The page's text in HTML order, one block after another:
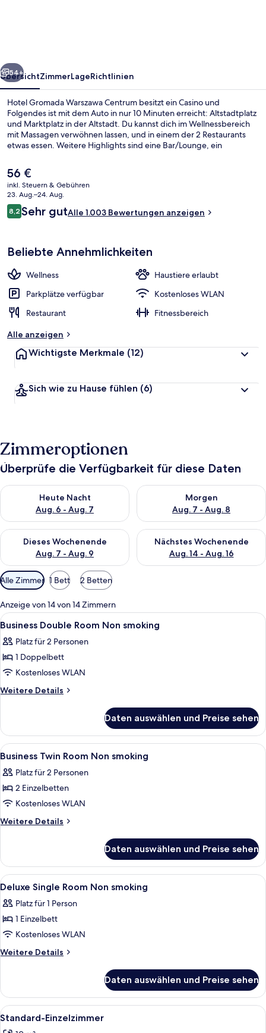
Weiter
54+
ÜbersichtZimmerLageRichtlinien
Hotel Gromada Warszawa Centrum besitzt ein Casino und
Folgendes ist mit dem Auto in nur 10 Minuten erreicht: Altstadtplatz
und Marktplatz in der Altstadt. Du kannst dich im Wellnessbereich
mit Massagen verwöhnen lassen, und in einem der 2 Restaurants
etwas essen. Weitere Highlights sind eine Bar/Lounge, ein
Fitnessmöglichkeiten. Andere Reisende loben das hilfsbereite
Personal. Die Unterkunft ist nur einen kurzen Fußmarsch von den
öffentlichen Verkehrsmitteln entfernt: Zur U-Bahn läuft man 5
Minuten (Straßenbahnhaltestelle Krucza 06) bzw. 6 Minuten (Station
Nowy Świat-Uniwersytet).
Der
aktuelle
Preis
beträgt
56 €.
56 €
inkl. Steuern & Gebühren
23. Aug.–24. Aug.
Bewertungen
8,28,2 von 10.
Sehr gutAlle 1.003 Bewertungen anzeigen
Beliebte Annehmlichkeiten
Wellness
Haustiere erlaubt
Parkplätze verfügbar
Kostenloses WLAN
Restaurant
Fitnessbereich
Alle anzeigen
Wichtigste Merkmale (12)
Sich wie zu Hause fühlen (6)
Zimmeroptionen
Überprüfe die Verfügbarkeit für diese Daten
Heute Nacht
Aug. 6 - Aug. 7
Überprüfe die Verfügbarkeit für heute Nacht, Aug. 6 - Aug. 7.
Morgen
Aug. 7 - Aug. 8
Überprüfe die Verfügbarkeit
Dieses Wochenende
Aug. 7 - Aug. 9
Überprüfe die Verfügbarkeit für dieses Wochenende, Aug. 7
Nächstes Wochenende
Aug. 14 - Aug. 16
Überprüfe die Verfügbarkeit
Verfügbare
Filter
für
Zimmer
Alle Zimmer 1 Bett 2 Betten
Anzeige von 14 von 14 Zimmern
Alle
Fotos
für
Business
Double
Room
anzeigen
Hochwertige Bettwaren, Pillowtop-
9
Business Double Room Non smoking
Platz für 2 Personen
1 Doppelbett
Kostenloses WLAN
Weitere Details
Weitere
Double
Room
Non
Daten auswählen und Preise sehen
Alle
Fotos
für
Business
Twin
Room
anzeigen
Hochwertige Bettwaren, Pillowtop-
10
Business Twin Room Non smoking
Platz für 2 Personen
2 Einzelbetten
Kostenloses WLAN
Weitere Details
Weitere
Twin
Room
Non
Daten auswählen und Preise sehen
Alle
Fotos
für
Deluxe
Single
Room
anzeigen
Hochwertige Bettwaren, Pillowtop-
7
Deluxe Single Room Non smoking
Platz für 1 Person
1 Einzelbett
Kostenloses WLAN
Weitere Details
Weitere
Single
Room
Non
Daten auswählen und Preise sehen
Alle
Fotos
Ein Hotelzimmer mit Bett,
5
Standard-Einzelzimmer